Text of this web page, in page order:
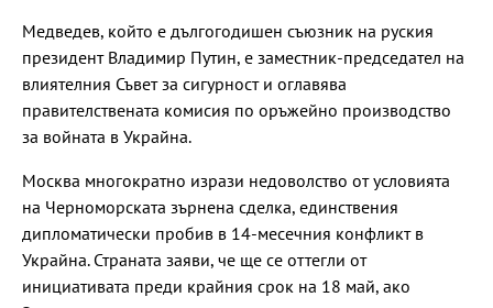
Медведев, който е дългогодишен съюзник на руския
президент Владимир Путин, е заместник-председател на
влиятелния Съвет за сигурност и оглавява
правителствената комисия по оръжейно производство
за войната в Украйна.
Москва многократно изрази недоволство от условията
на Черноморската зърнена сделка, единствения
дипломатически пробив в 14-месечния конфликт в
Украйна. Страната заяви, че ще се оттегли от
инициативата преди крайния срок на 18 май, ако